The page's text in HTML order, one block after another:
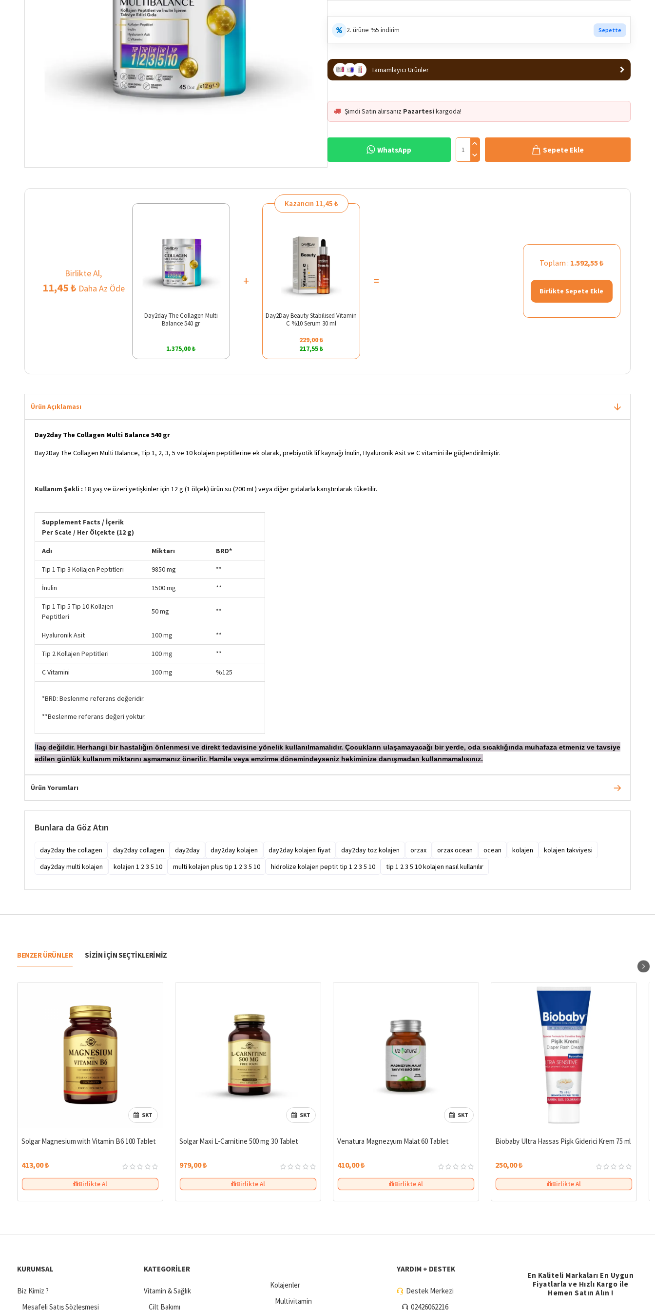
2. ürüne %5 indirim Sepette
Tamamlayıcı Ürünler
Şimdi Satın alırsanız Pazartesi kargoda!
WhatsApp Sepete Ekle
Birlikte Al,
11,45 ₺ Daha Az Öde
Day2day The Collagen Multi
Balance 540 gr
1.375,00 ₺
+
Kazancın 11,45 ₺
Day2Day Beauty Stabilised Vitamin
C %10 Serum 30 ml
229,00 ₺
217,55 ₺
=
Toplam : 1.592,55 ₺
Birlikte Sepete Ekle
Ürün Açıklaması
Day2day The Collagen Multi Balance 540 gr
Day2Day The Collagen Multi Balance, Tip 1, 2, 3, 5 ve 10 kolajen peptitlerine ek olarak, prebiyotik lif kaynağı İnulin, Hyaluronik Asit ve C vitamini ile güçlendirilmiştir.
Kullanım Şekli : 18 yaş ve üzeri yetişkinler için 12 g (1 ölçek) ürün su (200 mL) veya diğer gıdalarla karıştırılarak tüketilir.
Supplement Facts / İçerik
Per Scale / Her Ölçekte (12 g)
Adı Miktarı BRD*
Tip 1-Tip 3 Kollajen Peptitleri 9850 mg **
İnulin 1500 mg **
Tip 1-Tip 5-Tip 10 Kollajen
Peptitleri
50 mg **
Hyaluronik Asit 100 mg **
Tip 2 Kollajen Peptitleri 100 mg **
C Vitamini 100 mg %125
*BRD: Beslenme referans değeridir.
**Beslenme referans değeri yoktur.
laç değildir. Herhangi bir hastalığın önlenmesi ve direkt tedavisine yönelik kullanılmamalıdır. Çocukların ulaşamayacağı bir yerde, oda sıcaklığında muhafaza etmeniz ve tavsiye
edilen günlük kullanım miktarını aşmamanız önerilir. Hamile veya emzirme dönemindeyseniz hekiminize danışmadan kullanmamalısınız.
Ürün Yorumları
Bunlara da Göz Atın
day2day the collagen day2day collagen day2day day2day kolajen day2day kolajen fiyat day2day toz kolajen orzax orzax ocean ocean kolajen
kolajen takviyesi
day2day multi kolajen
kolajen 1 2 3 5 10 multi kolajen plus tip 1 2 3 5 10 hidrolize kolajen peptit tip 1 2 3 5 10 tip 1 2 3 5 10 kolajen nasıl kullanılır
BENZER ÜRÜNLER SIZIN IÇIN SEÇTIKLERIMIZ
SKT
Solgar Magnesium with Vitamin B6 100 Tablet
413,00 ₺
Birlikte Al
SKT
Solgar Maxi L-Carnitine 500 mg 30 Tablet
979,00 ₺
Birlikte Al
SKT
Venatura Magnezyum Malat 60 Tablet
410,00 ₺
Birlikte Al
Biobaby Ultra Hassas Pişik Giderici Krem 75 ml
250,00 ₺
Birlikte Al
KURUMSAL
Biz Kimiz ?
Mesafeli Satış Sözleşmesi
KATEGORILER
Vitamin & Sağlık
Cilt Bakımı
Kolajenler
Multivitamin
YARDIM + DESTEK
Destek Merkezi
02426062216
En Kaliteli Markaları En Uygun
Fiyatlarla ve Hızlı Kargo ile
Hemen Satın Alın !